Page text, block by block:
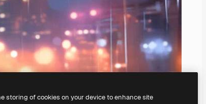
Bildgeneratorerstellen.
storing of cookies on your device to enhance site